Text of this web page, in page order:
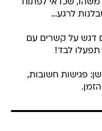
משהו, שכדאי לפתוח
לרגע...
דגש על קשרים עם
תפעלו לבד!
פגישות חשובות,